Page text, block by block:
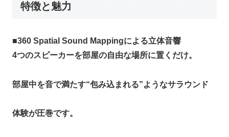
特徴と魅力
■360 Spatial Sound Mappingによる立体音響
4つのスピーカーを部屋の自由な場所に置くだけ。
部屋中を音で満たす“包み込まれる”ようなサラウンド
体験が圧巻です。